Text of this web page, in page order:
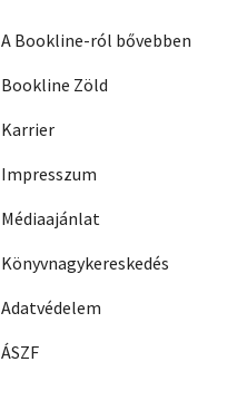
A Bookline-ról bővebben
Bookline Zöld
Karrier
Impresszum
Médiaajánlat
Könyvnagykereskedés
Adatvédelem
ÁSZF